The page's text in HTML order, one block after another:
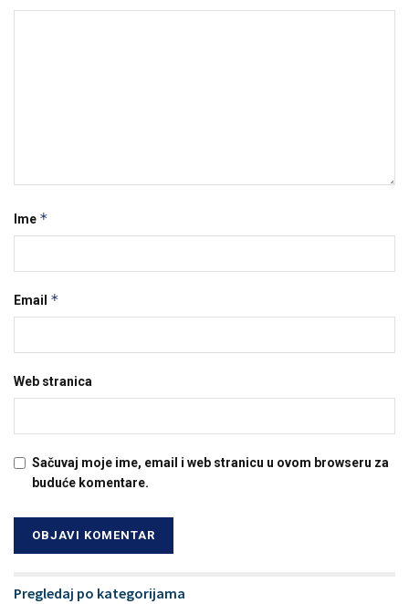
Ime *
Email *
Web stranica
Sačuvaj moje ime, email i web stranicu u ovom browseru za
buduće komentare.
Pregledaj po kategorijama